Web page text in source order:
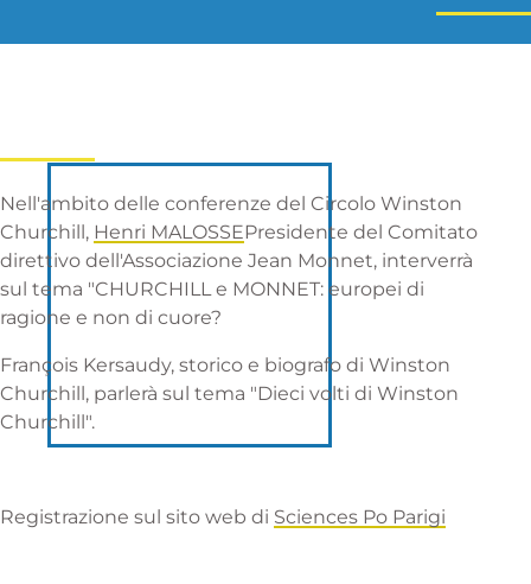
Nell'ambito delle conferenze del Circolo Winston
Churchill, Henri MALOSSEPresidente del Comitato
direttivo dell'Associazione Jean Monnet, interverrà
sul tema "CHURCHILL e MONNET: europei di
ragione e non di cuore?
François Kersaudy, storico e biografo di Winston
Churchill, parlerà sul tema "Dieci volti di Winston
Churchill".
Registrazione sul sito web di Sciences Po Parigi